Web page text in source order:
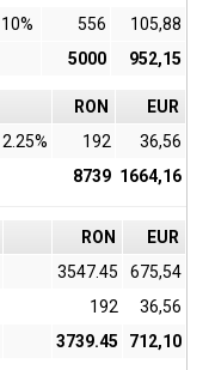
10% 556
105,88
5000 952,15
RON
EUR
2.25% 192
36,56
8739 1664,16
RON
EUR
3547.45
675,54
192
36,56
3739.45 712,10